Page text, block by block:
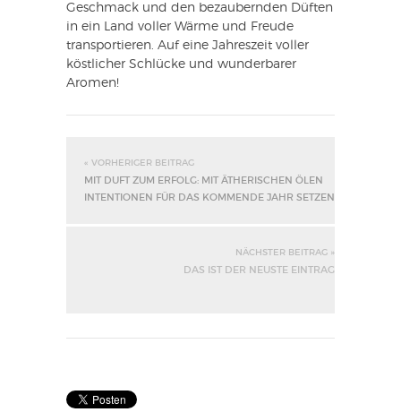
Geschmack und den bezaubernden Düften
in ein Land voller Wärme und Freude
transportieren. Auf eine Jahreszeit voller
köstlicher Schlücke und wunderbarer
Aromen!
« VORHERIGER BEITRAG
MIT DUFT ZUM ERFOLG: MIT ÄTHERISCHEN ÖLEN
INTENTIONEN FÜR DAS KOMMENDE JAHR SETZEN
NÄCHSTER BEITRAG »
DAS IST DER NEUSTE EINTRAG